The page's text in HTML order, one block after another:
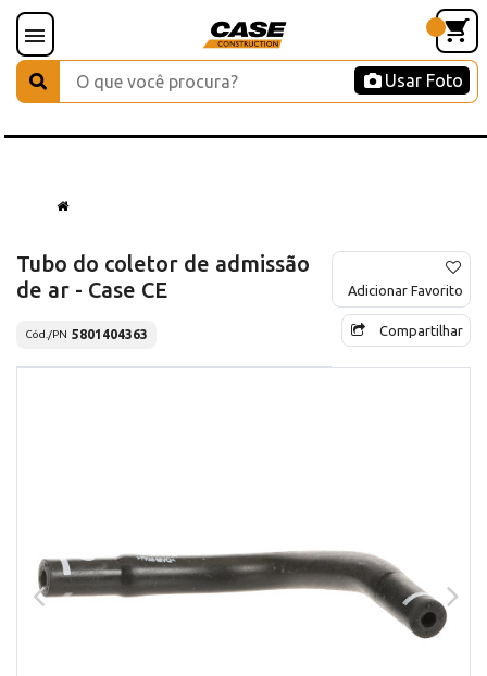
Usar Foto
Tubo do coletor de admissão
de ar - Case CE
Cód./PN 5801404363
Adicionar Favorito
Compartilhar